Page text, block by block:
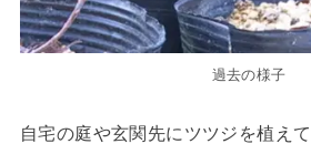
過去の様子
自宅の庭や玄関先にツツジを植え